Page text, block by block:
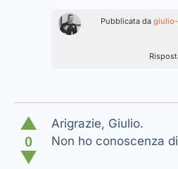
Pubblicata da
▲
0
▼
Arigrazie, Giulio.
Non ho conoscenza